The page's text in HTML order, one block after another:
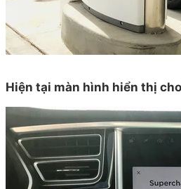
Hiện tại màn hình hiển thị